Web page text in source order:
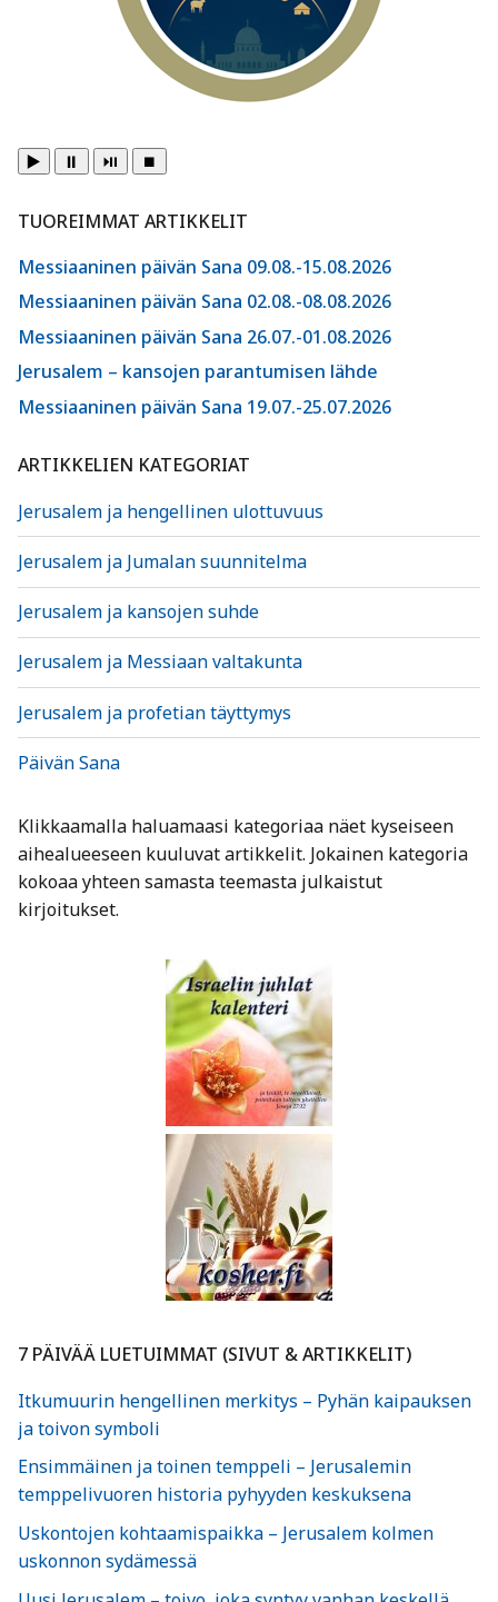
▶️ ⏸️ ⏯️ ⏹️
TUOREIMMAT ARTIKKELIT
Messiaaninen päivän Sana 09.08.-15.08.2026
Messiaaninen päivän Sana 02.08.-08.08.2026
Messiaaninen päivän Sana 26.07.-01.08.2026
Jerusalem – kansojen parantumisen lähde
Messiaaninen päivän Sana 19.07.-25.07.2026
ARTIKKELIEN KATEGORIAT
Jerusalem ja hengellinen ulottuvuus
Jerusalem ja Jumalan suunnitelma
Jerusalem ja kansojen suhde
Jerusalem ja Messiaan valtakunta
Jerusalem ja profetian täyttymys
Päivän Sana
Klikkaamalla haluamaasi kategoriaa näet kyseiseen
aihealueeseen kuuluvat artikkelit. Jokainen kategoria
kokoaa yhteen samasta teemasta julkaistut
kirjoitukset.
7 PÄIVÄÄ LUETUIMMAT (SIVUT & ARTIKKELIT)
Itkumuurin hengellinen merkitys – Pyhän kaipauksen
ja toivon symboli
Ensimmäinen ja toinen temppeli – Jerusalemin
temppelivuoren historia pyhyyden keskuksena
Uskontojen kohtaamispaikka – Jerusalem kolmen
uskonnon sydämessä